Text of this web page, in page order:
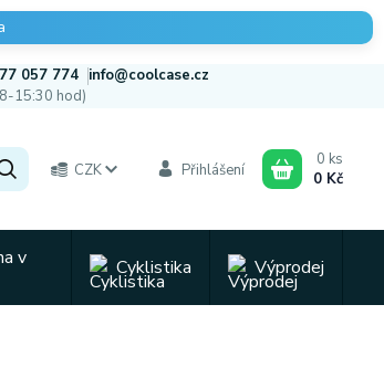
057 774 info@coolcase.cz
15:30 hod)
CZK Přihlášení
0 ks
0 Kč
v
Cyklistika Výprodej